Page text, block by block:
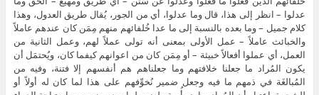
عدلوا – انظر إلى هذا، قال وما عدلوا، أي من الجور، يُقال طريق العدول، وهذا
كلام جميل – وما بعده بالنسبة إلى ما عدا خُلفائهم منهم مِمَن كان عندهم عاملاً
والخبائث عاملاً – عمل الأولى بمعنى أنه تولى عملاً لهم، وعمل الثانية من
العمل، أي عملوا أفعالاً خبيثة – أو مِمَن كان من اعوانهم كيفما كان، ويُحتمَل أن
يكون المُراد ما جعلنا خلافتهم وما جعلناهم هم أنفسهم إلا فتنة، وفيه من
المُبالغَة في ذمهم ما فيه وجعل ضمير نُخوِّفهم على هذا لما كان له أولاً أو